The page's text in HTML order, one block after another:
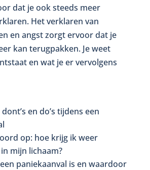
dat je ook steeds meer
Het verklaren van
en angst zorgt ervoor dat je
kan terugpakken. Je weet
en wat je er vervolgens
en do’s tijdens een
op: hoe krijg ik weer
mijn lichaam?
paniekaanval is en waardoor